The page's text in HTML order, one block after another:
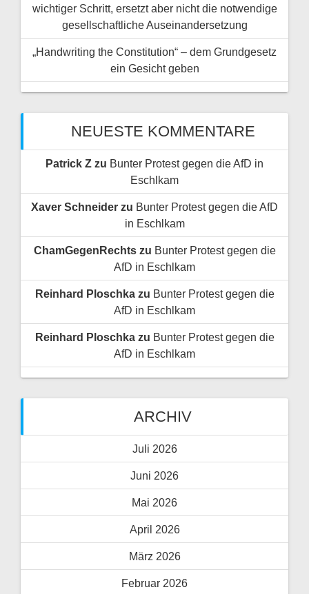
wichtiger Schritt, ersetzt aber nicht die notwendige
gesellschaftliche Auseinandersetzung
„Handwriting the Constitution“ – dem Grundgesetz
ein Gesicht geben
NEUESTE KOMMENTARE
Patrick Z zu Bunter Protest gegen die AfD in
Eschlkam
Xaver Schneider zu Bunter Protest gegen die AfD
in Eschlkam
ChamGegenRechtszu Bunter Protest gegen die
AfD in Eschlkam
Reinhard Ploschkazu Bunter Protest gegen die
AfD in Eschlkam
Reinhard Ploschkazu Bunter Protest gegen die
AfD in Eschlkam
ARCHIV
Juli 2026
Juni 2026
Mai 2026
April 2026
März 2026
Februar 2026